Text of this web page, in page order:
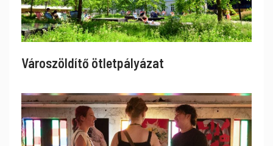
Városzöldítő ötletpályázat